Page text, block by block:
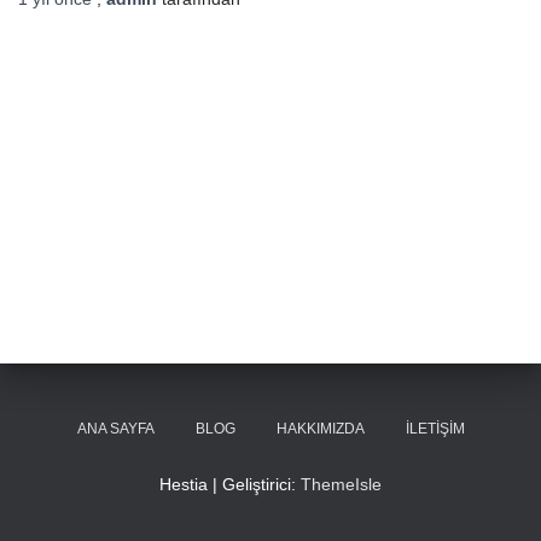
ANA SAYFA BLOG HAKKIMIZDA İLETIŞIM
Hestia | Geliştirici: ThemeIsle